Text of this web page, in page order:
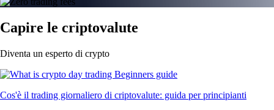
Capire le criptovalute
Diventa un esperto di crypto
Cos'è il trading giornaliero di criptovalute: guida per principianti